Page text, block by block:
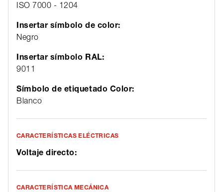
ISO 7000 - 1204
Insertar símbolo de color:
Negro
Insertar símbolo RAL:
9011
Símbolo de etiquetado Color:
Blanco
CARACTERÍSTICAS ELÉCTRICAS
Voltaje directo:
CARACTERÍSTICA MECÁNICA